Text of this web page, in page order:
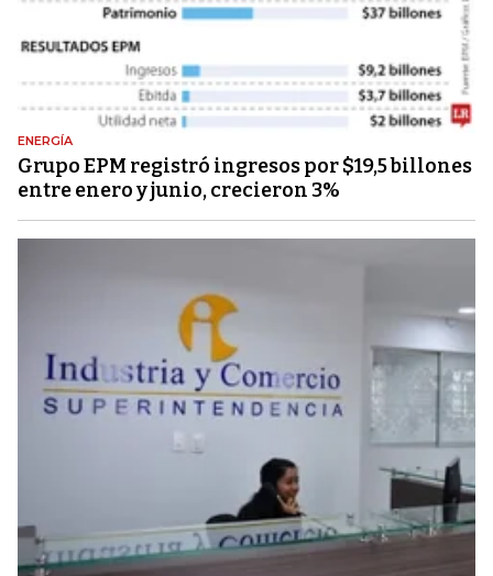
ENERGÍA
Grupo EPM registró ingresos por $19,5 billones
entre enero y junio, crecieron 3%